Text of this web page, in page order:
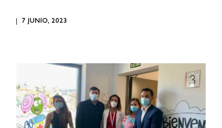
7 JUNIO, 2023